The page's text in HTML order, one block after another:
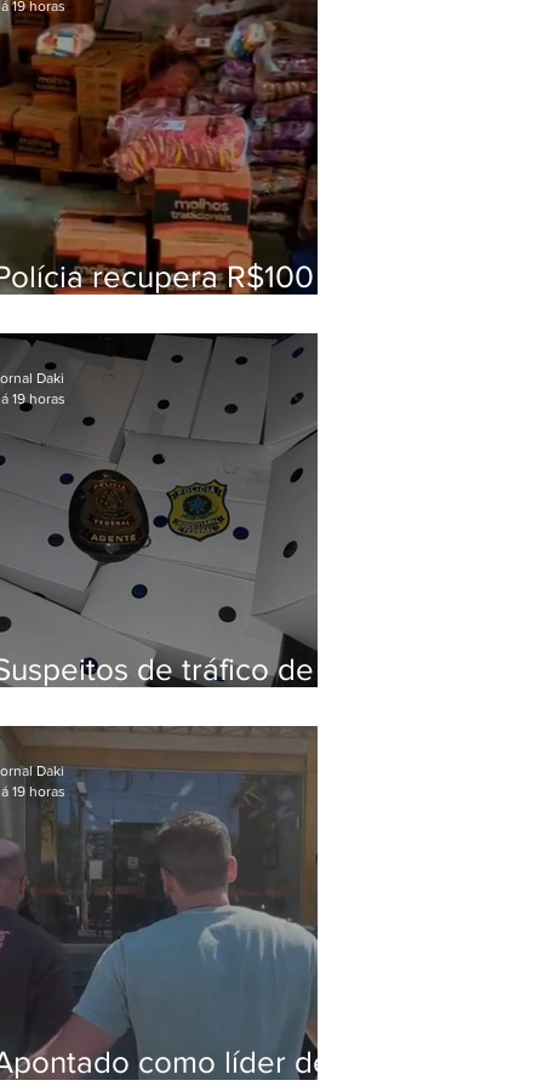
recupera R$100
Fluminense
19 horas
de tráfico de
com 50 aves
Daki
19 horas
como líder de
Daki
19 horas